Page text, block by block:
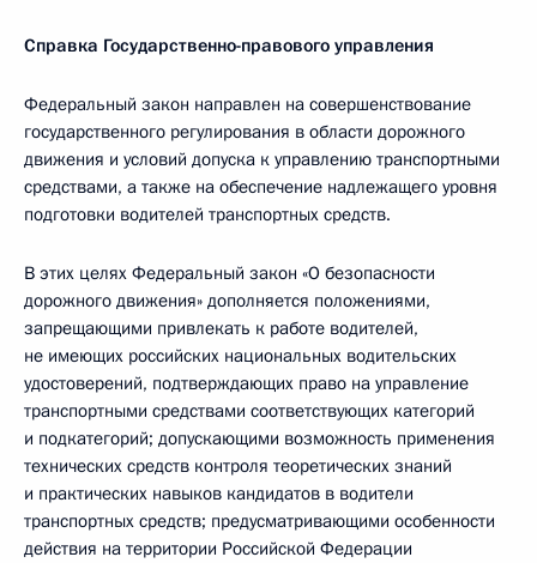
Справка Государственно-правового управления
Федеральный закон направлен на совершенствование
государственного регулирования в области дорожного
движения и условий допуска к управлению транспортными
средствами, а также на обеспечение надлежащего уровня
подготовки водителей транспортных средств.
В этих целях Федеральный закон «О безопасности
дорожного движения» дополняется положениями,
запрещающими привлекать к работе водителей,
не имеющих российских национальных водительских
удостоверений, подтверждающих право на управление
транспортными средствами соответствующих категорий
и подкатегорий; допускающими возможность применения
технических средств контроля теоретических знаний
и практических навыков кандидатов в водители
транспортных средств; предусматривающими особенности
действия на территории Российской Федерации